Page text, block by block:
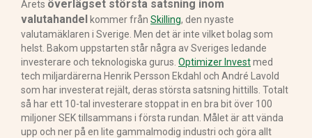
Årets överlägset största satsning inom
valutahandel kommer från Skilling, den nyaste
valutamäklaren i Sverige. Men det är inte vilket bolag som
helst. Bakom uppstarten står några av Sveriges ledande
investerare och teknologiska gurus. Optimizer Investmed
tech miljardärerna Henrik Persson Ekdahl och André Lavold
som har investerat rejält, deras största satsning hittills. Totalt
så har ett 10-tal investerare stoppat in en bra bit över 100
miljoner SEK tillsammans i första rundan. Målet är att vända
upp och ner på en lite gammalmodig industri och göra allt